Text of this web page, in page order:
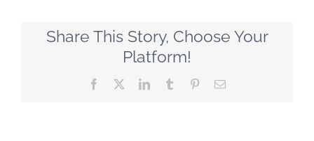
Share This Story, Choose Your
Platform!
Facebook LinkedInTumblr PinterestEmail